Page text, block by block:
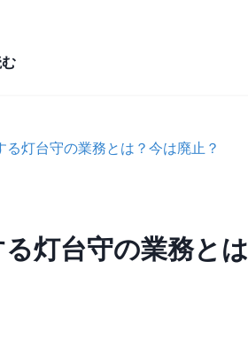
る灯台守の業務とは？今は廃止？
灯台守の業務と